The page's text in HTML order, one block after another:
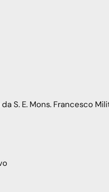
S. E. Mons. Francesco